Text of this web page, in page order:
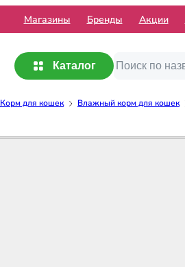
Mагазины Бренды Акции
Каталог
Корм для кошек Влажный корм для кошек